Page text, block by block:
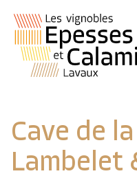
Cave de
Lambelet